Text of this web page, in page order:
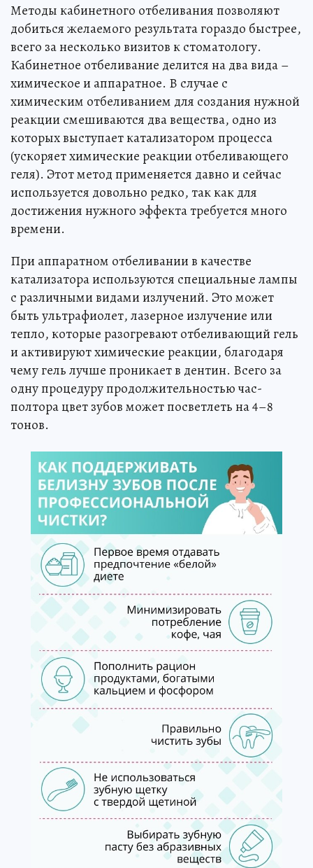
Методы кабинетного отбеливания позволяют
добиться желаемого результата гораздо быстрее,
всего за несколько визитов к стоматологу.
Кабинетное отбеливание делится на два вида –
химическое и аппаратное. В случае с
химическим отбеливанием для создания нужной
реакции смешиваются два вещества, одно из
которых выступает катализатором процесса
(ускоряет химические реакции отбеливающего
геля). Этот метод применяется давно и сейчас
используется довольно редко, так как для
достижения нужного эффекта требуется много
времени.
При аппаратном отбеливании в качестве
катализатора используются специальные лампы
с различными видами излучений. Это может
быть ультрафиолет, лазерное излучение или
тепло, которые разогревают отбеливающий гель
и активируют химические реакции, благодаря
чему гель лучше проникает в дентин. Всего за
одну процедуру продолжительностью час-
полтора цвет зубов может посветлеть на 4–8
тонов.